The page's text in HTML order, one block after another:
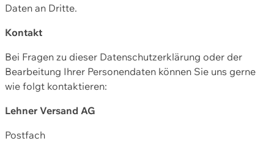
Daten an Dritte.
Kontakt
Bei Fragen zu dieser Datenschutzerklärung oder der
Bearbeitung Ihrer Personendaten können Sie uns gerne
wie folgt kontaktieren:
Lehner Versand AG
Postfach